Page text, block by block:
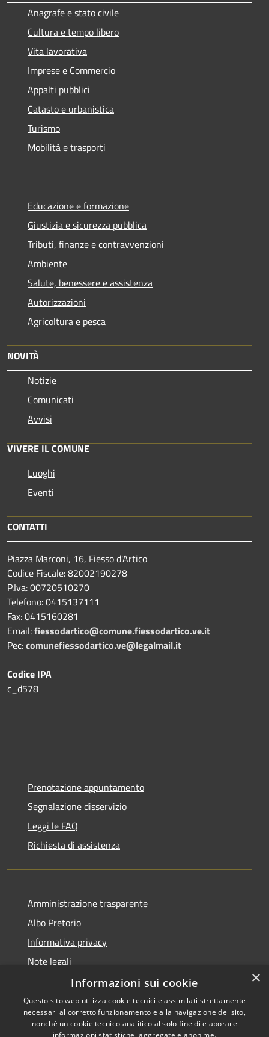
Anagrafe e stato civile
Cultura e tempo libero
Vita lavorativa
Imprese e Commercio
Appalti pubblici
Catasto e urbanistica
Turismo
Mobilità e trasporti
Educazione e formazione
Giustizia e sicurezza pubblica
Tributi, finanze e contravvenzioni
Ambiente
Salute, benessere e assistenza
Autorizzazioni
Agricoltura e pesca
NOVITÀ
Notizie
Comunicati
Avvisi
VIVERE IL COMUNE
Luoghi
Eventi
CONTATTI
Piazza Marconi, 16, Fiesso d'Artico
Codice Fiscale: 82002190278
P.Iva: 00720510270
Telefono:0415137111
Fax:0415160281
Email:fiessodartico@comune.fiessodartico.ve.it
Pec:comunefiessodartico.ve@legalmail.it
Codice IPA
c_d578
Prenotazione appuntamento
Segnalazione disservizio
Leggi le FAQ
Richiesta di assistenza
Amministrazione trasparente
Albo Pretorio
Informativa privacy
Note legali
Dichiarazione di accessibilità
×
Informazioni sui cookie
Questo sito web utilizza cookie tecnici e assimilati strettamente
necessari al corretto funzionamento e alla navigazione del sito,
nonché un cookie tecnico analitico al solo fine di elaborare
informazioni statistiche, aggregate e anonime.